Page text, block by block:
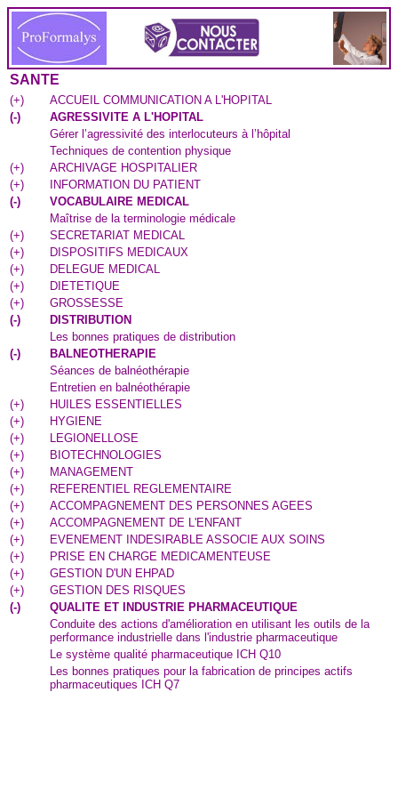
SANTE
(+)
ACCUEIL COMMUNICATION A L'HOPITAL
(-)
AGRESSIVITE A L'HOPITAL
Gérer l’agressivité des interlocuteurs à l’hôpital
Techniques de contention physique
(+)
ARCHIVAGE HOSPITALIER
(+)
INFORMATION DU PATIENT
(-)
VOCABULAIRE MEDICAL
Maîtrise de la terminologie médicale
(+)
SECRETARIAT MEDICAL
(+)
DISPOSITIFS MEDICAUX
(+)
DELEGUE MEDICAL
(+)
DIETETIQUE
(+)
GROSSESSE
(-)
DISTRIBUTION
Les bonnes pratiques de distribution
(-)
BALNEOTHERAPIE
Séances de balnéothérapie
Entretien en balnéothérapie
(+)
HUILES ESSENTIELLES
(+)
HYGIENE
(+)
LEGIONELLOSE
(+)
BIOTECHNOLOGIES
(+)
MANAGEMENT
(+)
REFERENTIEL REGLEMENTAIRE
(+)
ACCOMPAGNEMENT DES PERSONNES AGEES
(+)
ACCOMPAGNEMENT DE L'ENFANT
(+)
EVENEMENT INDESIRABLE ASSOCIE AUX SOINS
(+)
PRISE EN CHARGE MEDICAMENTEUSE
(+)
GESTION D'UN EHPAD
(+)
GESTION DES RISQUES
(-)
QUALITE ET INDUSTRIE PHARMACEUTIQUE
Conduite des actions d'amélioration en utilisant les outils de la
performance industrielle dans l'industrie pharmaceutique
Le système qualité pharmaceutique ICH Q10
Les bonnes pratiques pour la fabrication de principes actifs
pharmaceutiques ICH Q7